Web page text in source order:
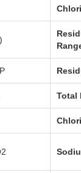
Total